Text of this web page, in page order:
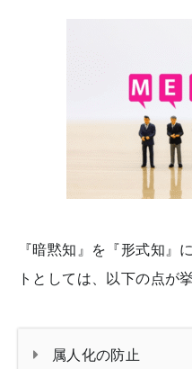
『暗黙知』を『形式知』
トとしては、以下の点が
属人化の防止